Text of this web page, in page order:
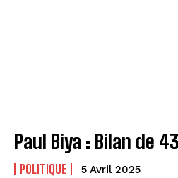
Paul Biya : Bilan de
POLITIQUE 5 Avril 2025